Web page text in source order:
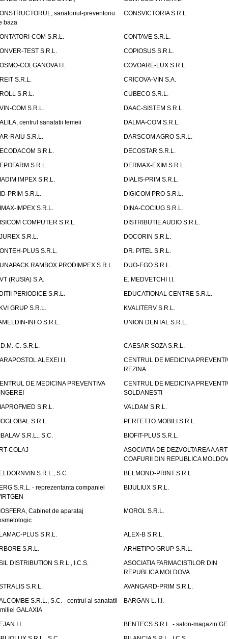
sanatoriul-preventoriu
baza
CONSVICTORIA S.R.L.
COM S.R.L.
CONTAVE S.R.L.
TEST S.R.L.
COPIOSUS S.R.L.
COLGANOVA I.I.
COVOARE-LUX S.R.L.
S.R.L.
CRICOVA-VIN S.A.
S.R.L.
CUBECO S.R.L.
COM S.R.L.
DAAC-SISTEM S.R.L.
centrul sanatatii femeii
DALMA-COM S.R.L.
RAIU S.R.L.
DARSCOM AGRO S.R.L.
S.R.L.
DECOSTAR S.R.L.
S.R.L.
DERMAX-EXIM S.R.L.
IMPEX S.R.L.
DIALIS-PRIM S.R.L.
PRIM S.R.L.
DIGICOM PRO S.R.L.
IMPEX S.R.L.
DINA-COCIUG S.R.L.
COMPUTER S.R.L.
DISTRIBUTIE AUDIO S.R.L.
S.R.L.
DOCORIN S.R.L.
PLUS S.R.L.
DR. PITEL S.R.L.
RAMBOX PRODIMPEX S.R.L.
DUO-EGO S.R.L.
(RUSIA) S.A.
E. MEDVETCHI I.I.
PERIODICE S.R.L.
EDUCATIONAL CENTRE S.R.L.
GRUP S.R.L.
KVALITERV S.R.L.
INFO S.R.L.
UNION DENTAL S.R.L.
C. S.R.L.
CAESAR SOZA S.R.L.
ALEXEI I.I.
CENTRUL DE MEDICINA
REZINA
DE MEDICINA PREVENTIVA
CENTRUL DE MEDICINA
SOLDANESTI
S.R.L.
VALDAM S.R.L.
S.R.L.
PERFETTO MOBILI S.R.L.
S.R.L., S.C.
BIOFIT-PLUS S.R.L.
COLAJ
ASOCIATIA DE DEZVOLTAREA A
COAFURII DIN REPUBLICA
S.R.L., S.C.
BELMOND-PRINT S.R.L.
S.R.L. - reprezentanta companiei
BIJULIUX S.R.L.
Cabinet de aparataj
MOROL S.R.L.
PLUS S.R.L.
ALEX-B S.R.L.
S.R.L.
ARHETIPO GRUP S.R.L.
DISTRIBUTION S.R.L., I.C.S.
ASOCIATIA FARMACISTILOR DIN
REPUBLICA MOLDOVA
S.R.L.
AVANGARD-PRIM S.R.L.
S.R.L., S.C. - centrul al sanatatii
GALAXIA
BARGAN L. I.I.
I.I.
BENTECS S.R.L. - salon-magazin